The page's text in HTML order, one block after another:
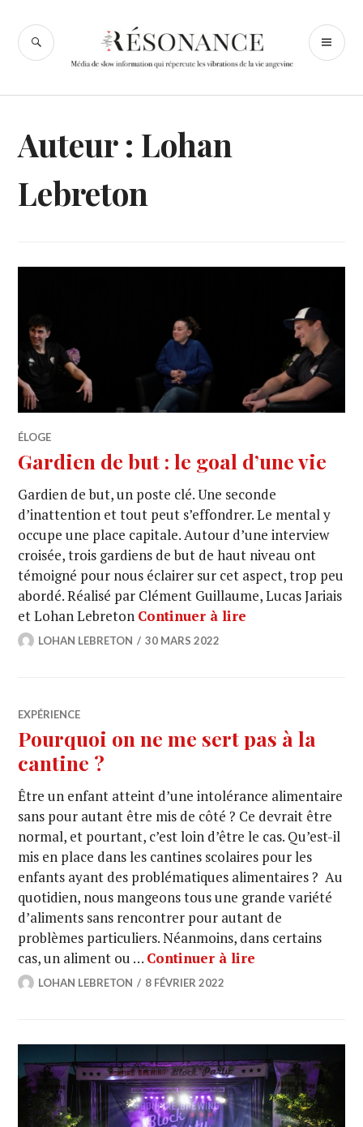
contenu
Résonance
Angers
RECHERCHE
Auteur : Lohan
Lebreton
ÉLOGE
Gardien de but : le goal d’une vie
Gardien de but, un poste clé. Une seconde
d’inattention et tout peut s’effondrer. Le mental y
occupe une place capitale. Autour d’une interview
croisée, trois gardiens de but de haut niveau ont
témoigné pour nous éclairer sur cet aspect, trop peu
abordé. Réalisé par Clément Guillaume, Lucas Jariais
et Lohan Lebreton Continuer à lire
LOHAN LEBRETON 30 MARS 2022
EXPÉRIENCE
Pourquoi on ne me sert pas à la
cantine ?
Être un enfant atteint d’une intolérance alimentaire
sans pour autant être mis de côté ? Ce devrait être
normal, et pourtant, c’est loin d’être le cas. Qu’est-il
mis en place dans les cantines scolaires pour les
enfants ayant des problématiques alimentaires ? Au
quotidien, nous mangeons tous une grande variété
d’aliments sans rencontrer pour autant de
problèmes particuliers. Néanmoins, dans certains
cas, un aliment ou … Continuer à lire
LOHAN LEBRETON 8 FÉVRIER 2022